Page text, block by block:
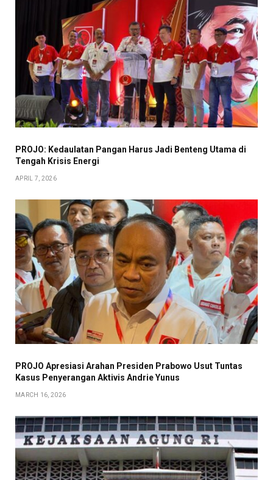
PROJO: Kedaulatan Pangan Harus Jadi Benteng Utama di
Tengah Krisis Energi
APRIL 7, 2026
PROJO Apresiasi Arahan Presiden Prabowo Usut Tuntas
Kasus Penyerangan Aktivis Andrie Yunus
MARCH 16, 2026